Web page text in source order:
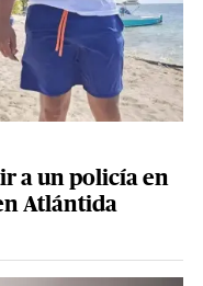
a un policía en
Atlántida